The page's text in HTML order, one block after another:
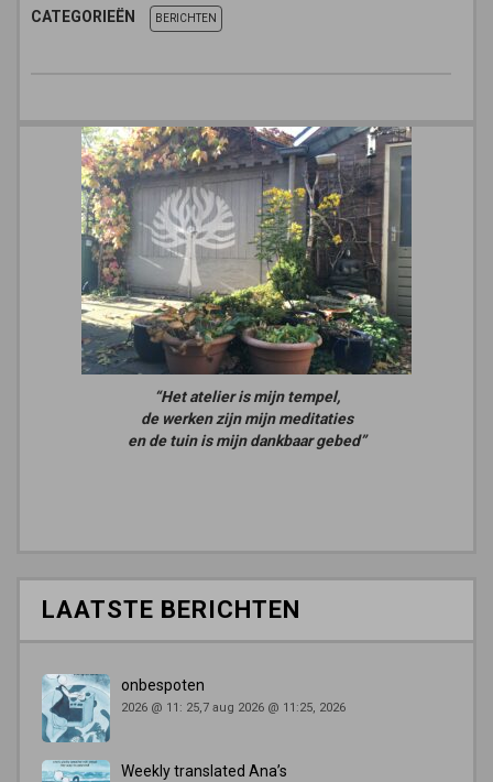
CATEGORIEËN BERICHTEN
“Het atelier is mijn tempel,
de werken zijn mijn meditaties
en de tuin is mijn dankbaar gebed”
LAATSTE BERICHTEN
onbespoten
2026 @ 11: 25,7 aug 2026 @ 11:25, 2026
Weekly translated Ana’s